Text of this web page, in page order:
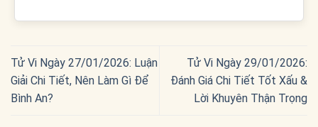
Tử Vi Ngày 27/01/2026: Luận
Giải Chi Tiết, Nên Làm Gì Để
Bình An?
Tử Vi Ngày 29/01/2026:
Đánh Giá Chi Tiết Tốt Xấu &
Lời Khuyên Thận Trọng